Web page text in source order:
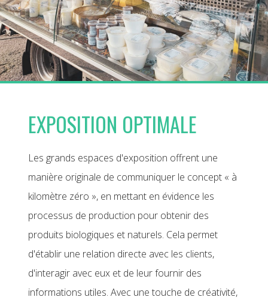
EXPOSITION OPTIMALE
Les grands espaces d'exposition offrent une
manière originale de communiquer le concept « à
kilomètre zéro », en mettant en évidence les
processus de production pour obtenir des
produits biologiques et naturels. Cela permet
d'établir une relation directe avec les clients,
d'interagir avec eux et de leur fournir des
informations utiles. Avec une touche de créativité,